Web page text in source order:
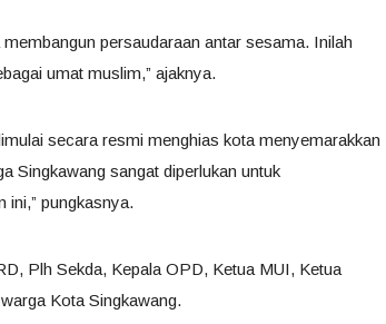
persaudaraan antar sesama. Inilah
umat muslim,” ajaknya.
secara resmi menghias kota menyemarakkan
Singkawang sangat diperlukan untuk
ini,” pungkasnya.
Plh Sekda, Kepala OPD, Ketua MUI, Ketua
Kota Singkawang.